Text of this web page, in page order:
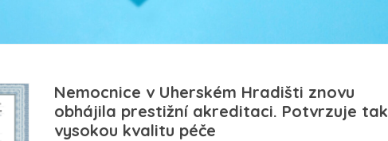
Nemocnice v Uherském Hradišti znovu
obhájila prestižní akreditaci. Potvrzuje tak
vysokou kvalitu péče